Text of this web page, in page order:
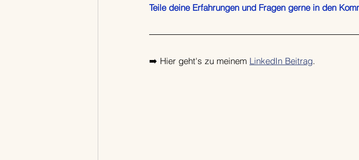
Teile deine Erfahrungen und Fragen gerne in den
➡️ Hier geht's zu meinem LinkedIn Beitrag.